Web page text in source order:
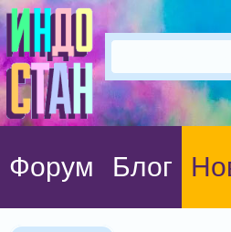
Форум Блог